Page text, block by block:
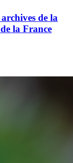
de la
la France